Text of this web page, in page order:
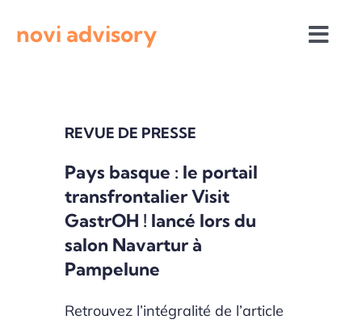
novi advisory
Actualités institutionnelles
Appels à projets
REVUE DE PRESSE
Pays basque : le portail
transfrontalier Visit
GastrOH ! lancé lors du
salon Navartur à
Pampelune
Retrouvez l’intégralité de l’article